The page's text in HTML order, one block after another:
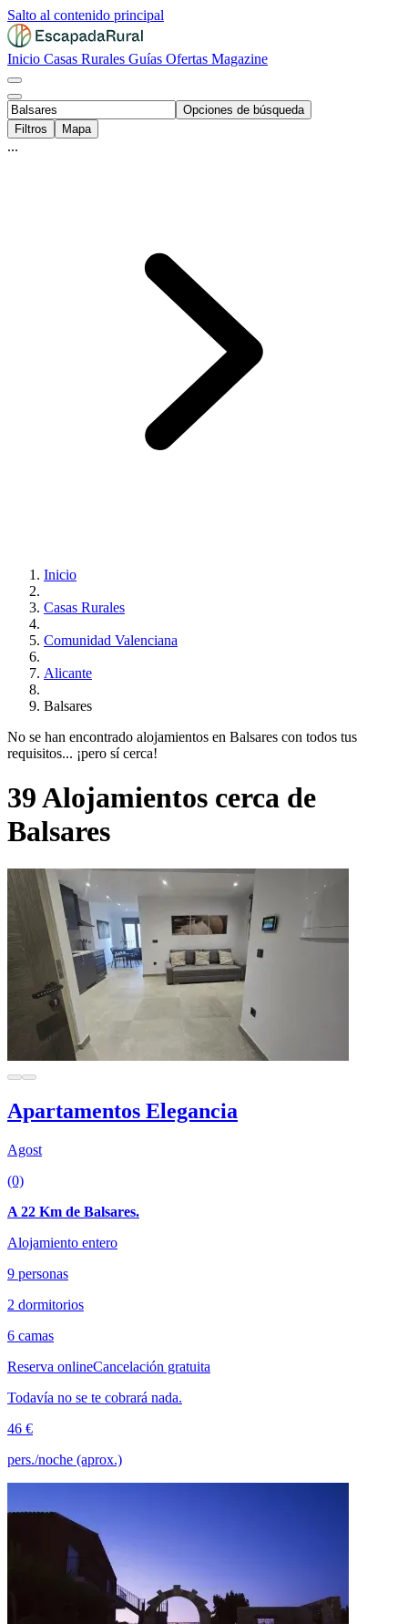
Salto al contenido principal
Inicio Casas Rurales Guías Ofertas Magazine
Opciones de búsqueda
Filtros
Mapa
...
Inicio
Casas Rurales
Comunidad Valenciana
Alicante
Balsares
No se han encontrado alojamientos en Balsares con todos tus
requisitos... ¡pero sí cerca!
39 Alojamientos cerca de
Balsares
Apartamentos Elegancia
Agost
(0)
A 22 Km de Balsares.
Alojamiento entero
9 personas
2 dormitorios
6 camas
Reserva onlineCancelación gratuita
Todavía no se te cobrará nada.
46 €
pers./noche (aprox.)